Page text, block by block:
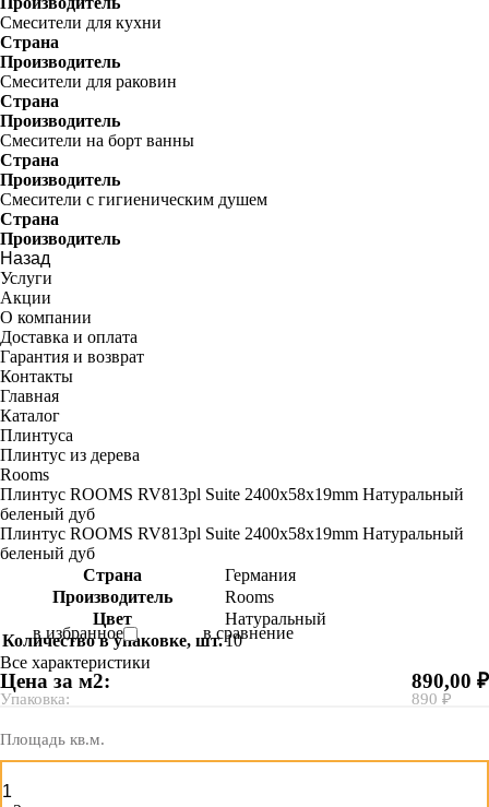
Смесители для кухни
Страна
Производитель
Смесители для раковин
Страна
Производитель
Смесители на борт ванны
Страна
Производитель
Смесители с гигиеническим душем
Страна
Производитель
Назад
Услуги
Акции
О компании
Доставка и оплата
Гарантия и возврат
Контакты
Главная
Каталог
Плинтуса
Плинтус из дерева
Rooms
Плинтус ROOMS RV813pl Suite 2400х58х19mm Натуральный
беленый дуб
Плинтус ROOMS RV813pl Suite 2400х58х19mm Натуральный
беленый дуб
Страна
Германия
Производитель
Rooms
Цвет
Натуральный
Количество в упаковке, шт.10
Все характеристики
в избранное в сравнение
Цена за м2:
Упаковка:
890,00 ₽
890 ₽
Площадь кв.м.